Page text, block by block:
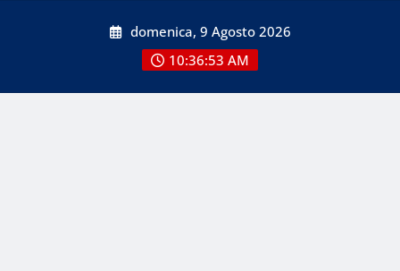
domenica, 9 Agosto 2026
10:36:53 AM